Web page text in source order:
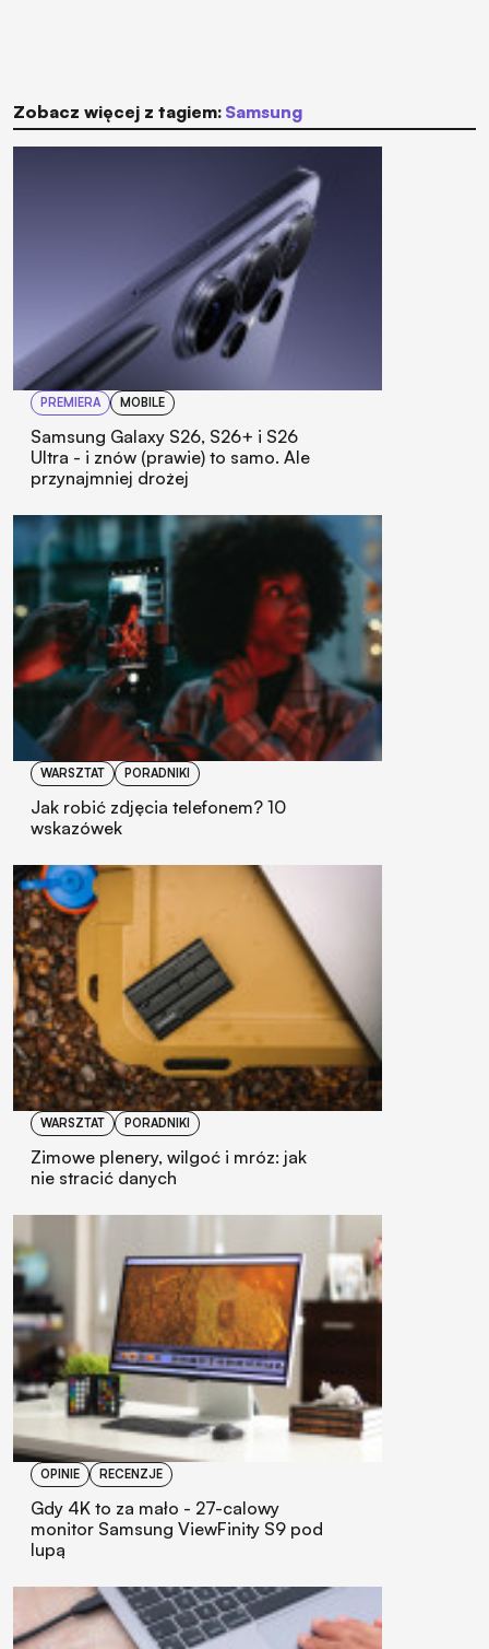
Zobacz więcej z tagiem: Samsung
PREMIERA MOBILE
Samsung Galaxy S26, S26+ i S26
Ultra - i znów (prawie) to samo. Ale
przynajmniej drożej
WARSZTAT PORADNIKI
Jak robić zdjęcia telefonem? 10
wskazówek
WARSZTAT PORADNIKI
Zimowe plenery, wilgoć i mróz: jak
nie stracić danych
OPINIE RECENZJE
Gdy 4K to za mało - 27-calowy
monitor Samsung ViewFinity S9 pod
lupą